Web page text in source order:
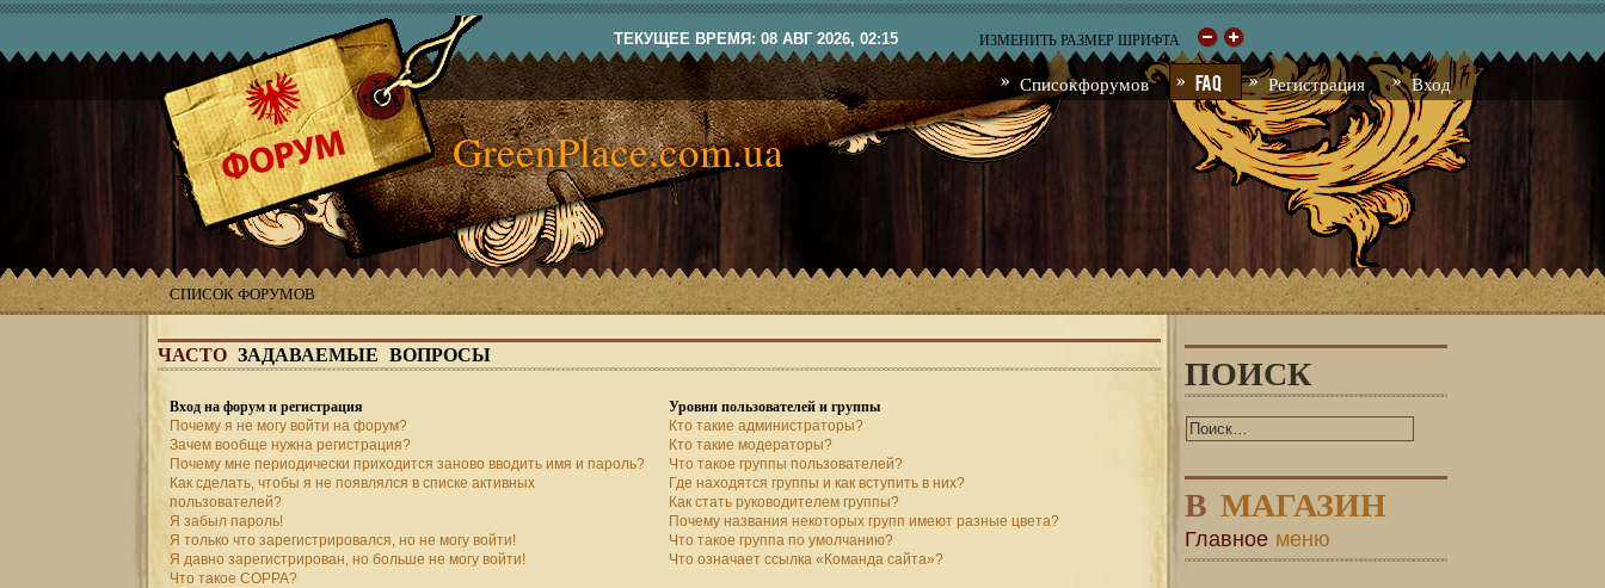
ТЕКУЩЕЕ ВРЕМЯ: 08 АВГ 2026, 02:15 ИЗМЕНИТЬ РАЗМЕР ШРИФТА
Список форумов FAQ Регистрация Вход
GreenPlace.com.ua
СПИСОК ФОРУМОВ
ЧАСТО ЗАДАВАЕМЫЕ ВОПРОСЫ
Вход на форум и регистрация
Почему я не могу войти на форум?
Зачем вообще нужна регистрация?
Почему мне периодически приходится заново вводить имя и пароль?
Как сделать, чтобы я не появлялся в списке активных
пользователей?
Я забыл пароль!
Я только что зарегистрировался, но не могу войти!
Я давно зарегистрирован, но больше не могу войти!
Что такое COPPA?
Уровни пользователей и группы
Кто такие администраторы?
Кто такие модераторы?
Что такое группы пользователей?
Где находятся группы и как вступить в них?
Как стать руководителем группы?
Почему названия некоторых групп имеют разные цвета?
Что такое группа по умолчанию?
Что означает ссылка «Команда сайта»?
ПОИСК
В МАГАЗИН
Главное меню